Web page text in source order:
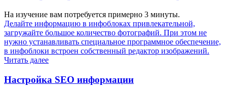
На изучение вам потребуется примерно 3 минуты.
Делайте информацию в инфоблоках привлекательной,
загружайте большое количество фотографий. При этом не
нужно устанавливать специальное программное обеспечение,
в инфоблоки встроен собственный редактор изображений.
Читать далее
Настройка SEO информации